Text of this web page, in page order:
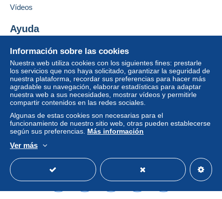
Información sobre las cookies
Nuestra web utiliza cookies con los siguientes fines: prestarle
los servicios que nos haya solicitado, garantizar la seguridad de
nuestra plataforma, recordar sus preferencias para hacer más
agradable su navegación, elaborar estadísticas para adaptar
nuestra web a sus necesidades, mostrar vídeos y permitirle
compartir contenidos en las redes sociales.
Algunas de estas cookies son necesarias para el
funcionamiento de nuestro sitio web, otras pueden establecerse
según sus preferencias. Más información
Ver más
Vídeos
Ayuda
Comprar en Delcampe
Vender en Delcampe
Una página securizada